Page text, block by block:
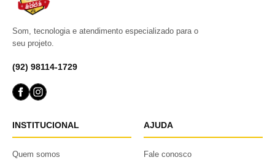
Som, tecnologia e atendimento especializado para o
seu projeto.
(92) 98114-1729
INSTITUCIONAL
Quem somos
AJUDA
Fale conosco